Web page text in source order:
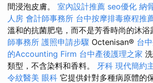
間浸泡皮膚。 室內設計推薦 seo優化 納
人房 會計師事務所 台中按摩排毒療程推
溫和的抗菌肥皂，而不是芳香時尚的沐浴
師事務所 護照申請步驟 Octenisan® 台
的Accounting Firm 台中產後護理之家
類型，不含染料和香料。 牙科 現代簡約
令紋醫美 眼科 它提供針對多種病原體的